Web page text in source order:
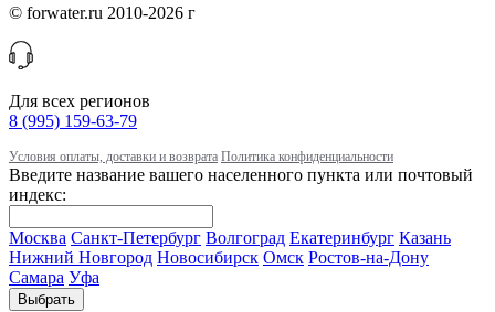
© forwater.ru 2010-2026 г
Для всех регионов
8 (995) 159-63-79
Условия оплаты, доставки и возврата Политика конфиденциальности
Введите название вашего населенного пункта или почтовый
индекс:
Москва Санкт-Петербург Волгоград Екатеринбург Казань
Нижний Новгород Новосибирск Омск Ростов-на-Дону
Самара Уфа